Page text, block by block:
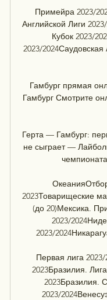
Примейра 2023/
Английской Лиги
Кубок 2023/
2023/
Гамбург прямая
Гамбург Смотрите
Герта — Гамбург:
не сыграет —
2023Товарищеские
(до 20)Мексика.
2023/
2023/
Первая лига
2023Бразилия.
2023Бразилия.
2023/